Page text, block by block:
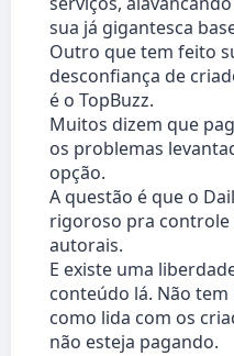
sua já gigantesca
Outro que tem feito
desconfiança de
é o TopBuzz.
Muitos dizem que
os problemas
opção.
A questão é que o
rigoroso pra
autorais.
E existe uma
conteúdo lá. Não
como lida com os
não esteja pagando.